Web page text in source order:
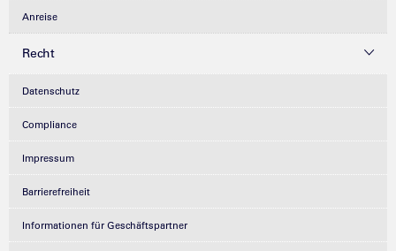
Anreise
Recht
Datenschutz
Compliance
Impressum
Barrierefreiheit
Informationen für Geschäftspartner